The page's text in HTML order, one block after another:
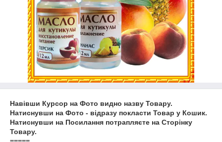
Навівши Курсор на Фото видно назву Товару.
Натиснувши на Фото - відразу покласти Товар у Кошик.
Натиснувши на Посилання потрапляєте на Сторінку
Товару.